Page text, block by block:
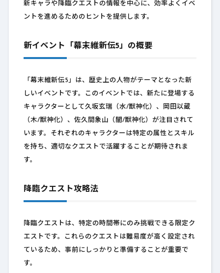
新キャラや降臨クエストの情報を中心に、効率よくイベ
ントを進めるためのヒントを提供します。
新イベント「幕末維新伝5」の概要
「幕末維新伝5」は、歴史上の人物がテーマとなった新
しいイベントです。このイベントでは、新たに登場する
キャラクターとして久坂玄瑞（水/獣神化）、岡田以蔵
（木/獣神化）、佐久間象山（闇/獣神化）が注目されて
います。それぞれのキャラクターは特定の属性とスキル
を持ち、適切なクエストで活躍することが期待されま
す。
降臨クエスト攻略法
降臨クエストは、特定の時間帯にのみ挑戦できる限定ク
エストです。これらのクエストは難易度が高く設定され
ているため、事前にしっかりと準備することが重要で
す。